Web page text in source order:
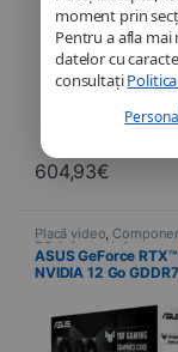
moment prin
Pentru a afla
datelor cu
consultați
604,93€
Placă video,
PC,Informatică
ASUS GeForce
NVIDIA 12 Go